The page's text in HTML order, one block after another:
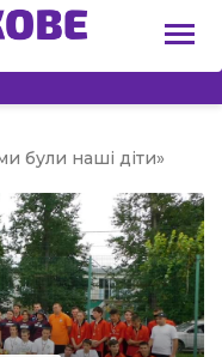
були наші діти»